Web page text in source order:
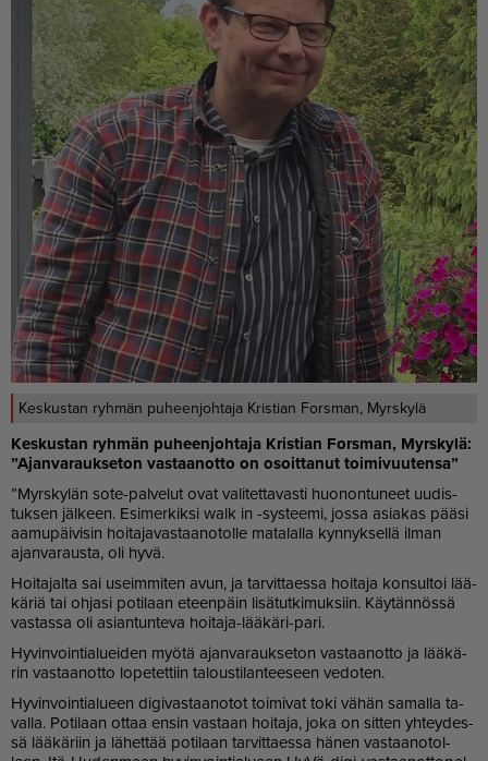
Keskustan ryhmän puheenjohtaja Kristian Forsman, Myrskylä
Kes­kus­tan ryh­män pu­heen­joh­ta­ja Kris­ti­an Fors­man, Myrs­ky­lä:
”Ajan­va­rauk­se­ton vas­taa­not­to on osoit­ta­nut toi­mi­vuu­ten­sa”
”Myrs­ky­län sote-pal­ve­lut ovat va­li­tet­ta­vas­ti huo­non­tu­neet uu­dis­
tuk­sen jäl­keen. Esi­mer­kik­si walk in -sys­tee­mi, jos­sa asi­a­kas pää­si
aa­mu­päi­vi­sin hoi­ta­ja­vas­taa­no­tol­le ma­ta­lal­la kyn­nyk­sel­lä il­man
ajan­va­raus­ta, oli hyvä.
Hoi­ta­jal­ta sai useim­mi­ten avun, ja tar­vit­ta­es­sa hoi­ta­ja kon­sul­toi lää­
kä­riä tai oh­ja­si po­ti­laan eteen­päin li­sä­tut­ki­muk­siin. Käy­tän­nös­sä
vas­tas­sa oli asi­an­tun­te­va hoi­ta­ja-lää­kä­ri-pari.
Hy­vin­voin­ti­a­lu­ei­den myö­tä ajan­va­rauk­se­ton vas­taa­not­to ja lää­kä­
rin vas­taa­not­to lo­pe­tet­tiin ta­lous­ti­lan­tee­seen ve­do­ten.
Hy­vin­voin­ti­a­lu­een di­gi­vas­taa­no­tot toi­mi­vat toki vä­hän sa­mal­la ta­
val­la. Po­ti­laan ot­taa en­sin vas­taan hoi­ta­ja, joka on sit­ten yh­tey­des­
sä lää­kä­riin ja lä­het­tää po­ti­laan tar­vit­ta­es­sa hä­nen vas­taa­no­tol­